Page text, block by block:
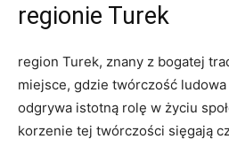
regionie Turek
region Turek, znany z bogatej
miejsce, gdzie twórczość ludowa
odgrywa istotną rolę w życiu
korzenie tej twórczości sięgają